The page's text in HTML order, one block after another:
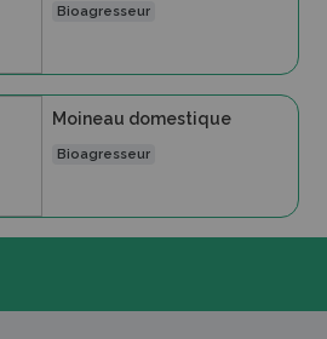
Bioagresseur
Moineau domestique
Bioagresseur